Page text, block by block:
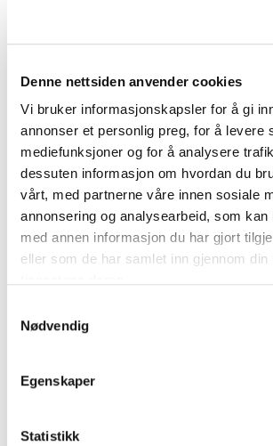
Denne nettsiden anvender cookies
Vi bruker informasjonskapsler for å gi
annonser et personlig preg, for å levere
mediefunksjoner og for å analysere
dessuten informasjon om hvordan du
vårt, med partnerne våre innen sosiale
annonsering og analysearbeid, som kan
med annen informasjon du har gjort
eller som de har samlet inn gjennom din
Nødvendig
Egenskaper
Statistikk
Grotbrean Bukse Dame
kr 2 990,00
kr 2